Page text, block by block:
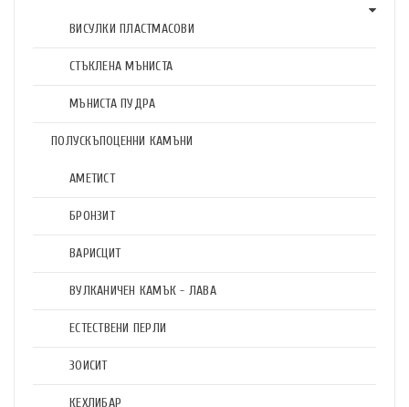
ВИСУЛКИ ПЛАСТМАСОВИ
СТЪКЛЕНА МЪНИСТА
МЪНИСТА ПУДРА
ПОЛУСКЪПОЦЕННИ КАМЪНИ
АМЕТИСТ
БРОНЗИТ
ВАРИСЦИТ
ВУЛКАНИЧЕН КАМЪК - ЛАВА
ЕСТЕСТВЕНИ ПЕРЛИ
ЗОИСИТ
КЕХЛИБАР